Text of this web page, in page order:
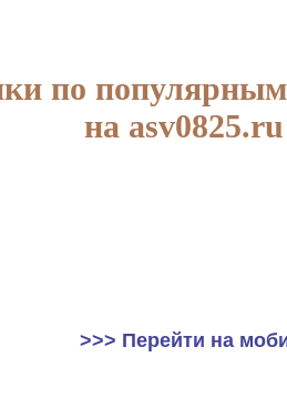
по
на asv0825.ru
>>> Перейти на